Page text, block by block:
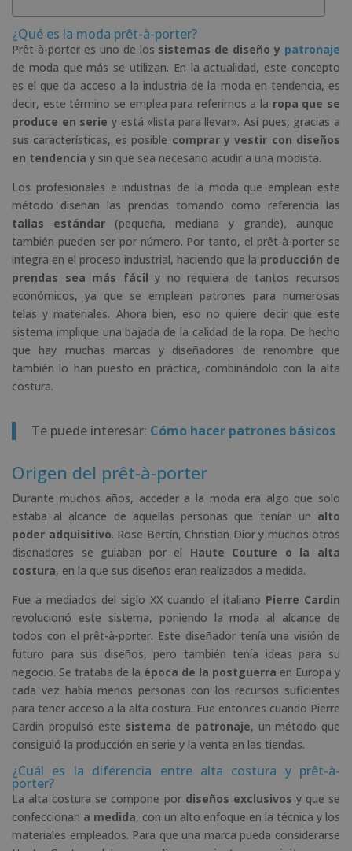
¿Qué es la moda prêt-à-porter?
Prêt-à-porter es uno de los sistemas de diseño y patronaje
de moda que más se utilizan. En la actualidad, este concepto
es el que da acceso a la industria de la moda en tendencia, es
decir, este término se emplea para referirnos a la ropa que se
produce en serie y está «lista para llevar». Así pues, gracias a
sus características, es posible comprar y vestir con diseños
en tendencia y sin que sea necesario acudir a una modista.
Los profesionales e industrias de la moda que emplean este
método diseñan las prendas tomando como referencia las
tallas estándar (pequeña, mediana y grande), aunque
también pueden ser por número. Por tanto, el prêt-à-porter se
integra en el proceso industrial, haciendo que la producción de
prendas sea más fácil y no requiera de tantos recursos
económicos, ya que se emplean patrones para numerosas
telas y materiales. Ahora bien, eso no quiere decir que este
sistema implique una bajada de la calidad de la ropa. De hecho
que hay muchas marcas y diseñadores de renombre que
también lo han puesto en práctica, combinándolo con la alta
costura.
Te puede interesar: Cómo hacer patrones básicos
Origen del prêt-à-porter
Durante muchos años, acceder a la moda era algo que solo
estaba al alcance de aquellas personas que tenían un alto
poder adquisitivo. Rose Bertín, Christian Dior y muchos otros
diseñadores se guiaban por el Haute Couture o la alta
costura, en la que sus diseños eran realizados a medida.
Fue a mediados del siglo XX cuando el italiano Pierre Cardin
revolucionó este sistema, poniendo la moda al alcance de
todos con el prêt-à-porter. Este diseñador tenía una visión de
futuro para sus diseños, pero también tenía ideas para su
negocio. Se trataba de la época de la postguerra en Europa y
cada vez había menos personas con los recursos suficientes
para tener acceso a la alta costura. Fue entonces cuando Pierre
Cardin propulsó este sistema de patronaje, un método que
consiguió la producción en serie y la venta en las tiendas.
¿Cuál es la diferencia entre alta costura y prêt-à-
porter?
La alta costura se compone por diseños exclusivos y que se
confeccionan a medida, con un alto enfoque en la técnica y los
materiales empleados. Para que una marca pueda considerarse